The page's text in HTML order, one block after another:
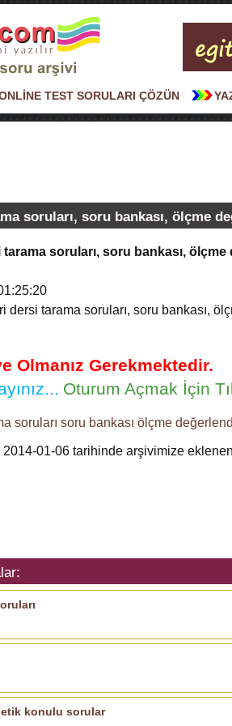
TEST SORULARI ÇÖZÜN
soruları, soru bankası, ölçme
soruları, soru bankası, ölçme
dersi tarama soruları, soru bankası,
Olmanız Gerekmektedir.
Oturum Açmak İçin
soruları soru bankası ölçme
2014-01-06 tarihinde arşivimize
konulu sorular